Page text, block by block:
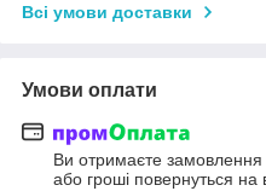
Всі умови доставки
Умови оплати
Ви отримаєте замовлення
або гроші повернуться на